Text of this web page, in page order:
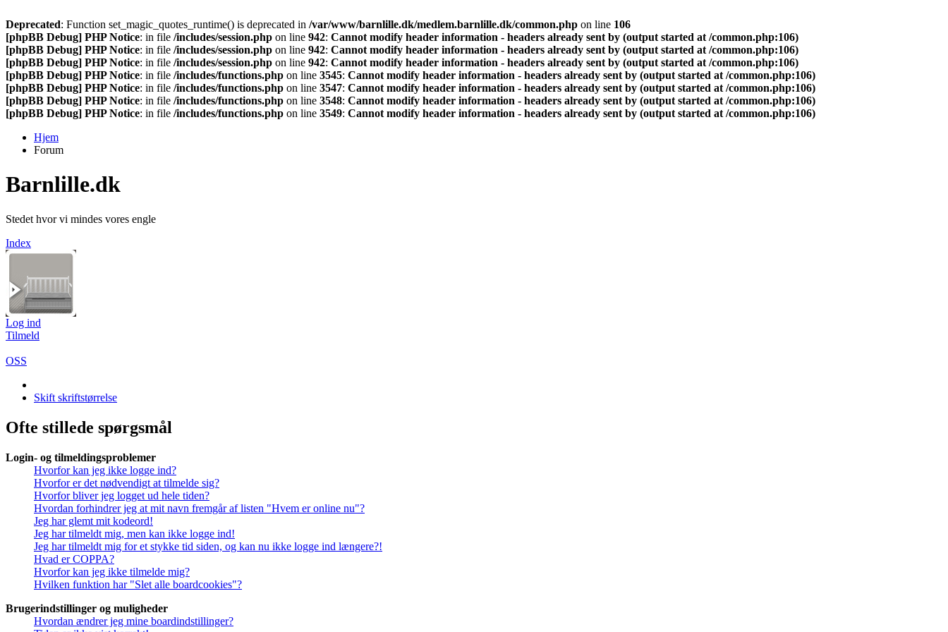
Deprecated: Function set_magic_quotes_runtime() is deprecated in /var/www/barnlille.dk/medlem.barnlille.dk/common.php on line 106
[phpBB Debug] PHP Notice: in file /includes/session.php on line 942: Cannot modify header information - headers already sent by (output started at /common.php:106)
[phpBB Debug] PHP Notice: in file /includes/session.php on line 942: Cannot modify header information - headers already sent by (output started at /common.php:106)
[phpBB Debug] PHP Notice: in file /includes/session.php on line 942: Cannot modify header information - headers already sent by (output started at /common.php:106)
[phpBB Debug] PHP Notice: in file /includes/functions.php on line 3545: Cannot modify header information - headers already sent by (output started at /common.php:106)
[phpBB Debug] PHP Notice: in file /includes/functions.php on line 3547: Cannot modify header information - headers already sent by (output started at /common.php:106)
[phpBB Debug] PHP Notice: in file /includes/functions.php on line 3548: Cannot modify header information - headers already sent by (output started at /common.php:106)
[phpBB Debug] PHP Notice: in file /includes/functions.php on line 3549: Cannot modify header information - headers already sent by (output started at /common.php:106)
Hjem
Forum
Barnlille.dk
Stedet hvor vi mindes vores engle
Index
Log ind
Tilmeld
OSS
Skift skriftstørrelse
Ofte stillede spørgsmål
Login- og tilmeldingsproblemer
Hvorfor kan jeg ikke logge ind?
Hvorfor er det nødvendigt at tilmelde sig?
Hvorfor bliver jeg logget ud hele tiden?
Hvordan forhindrer jeg at mit navn fremgår af listen "Hvem er online nu"?
Jeg har glemt mit kodeord!
Jeg har tilmeldt mig, men kan ikke logge ind!
Jeg har tilmeldt mig for et stykke tid siden, og kan nu ikke logge ind længere?!
Hvad er COPPA?
Hvorfor kan jeg ikke tilmelde mig?
Hvilken funktion har "Slet alle boardcookies"?
Brugerindstillinger og muligheder
Hvordan ændrer jeg mine boardindstillinger?